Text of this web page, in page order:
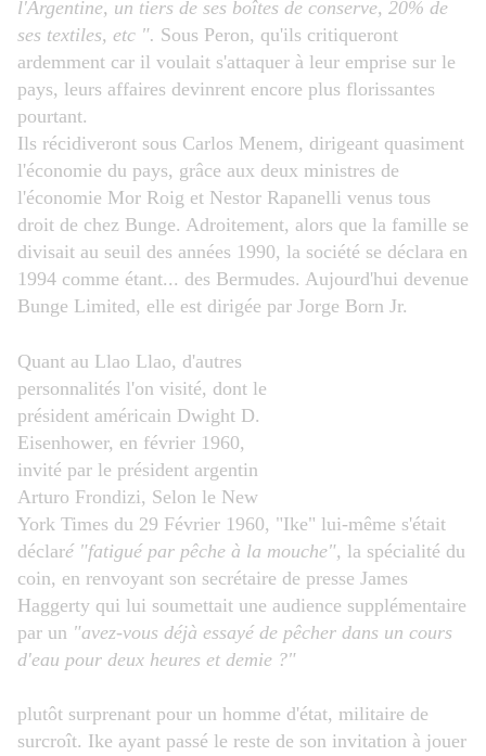
l'Argentine, un tiers de ses boîtes de conserve, 20% de
ses textiles, etc ". Sous Peron, qu'ils critiqueront
ardemment car il voulait s'attaquer à leur emprise sur le
pays, leurs affaires devinrent encore plus florissantes
pourtant.
Ils récidiveront sous Carlos Menem, dirigeant quasiment
l'économie du pays, grâce aux deux ministres de
l'économie Mor Roig et Nestor Rapanelli venus tous
droit de chez Bunge. Adroitement, alors que la famille se
divisait au seuil des années 1990, la société se déclara en
1994 comme étant... des Bermudes. Aujourd'hui devenue
Bunge Limited, elle est dirigée par Jorge Born Jr.
Quant au Llao Llao, d'autres
personnalités l'on visité, dont le
président américain Dwight D.
Eisenhower, en février 1960,
invité par le président argentin
Arturo Frondizi, Selon le New
York Times du 29 Février 1960, "Ike" lui-même s'était
déclaré "fatigué par pêche à la mouche", la spécialité du
coin, en renvoyant son secrétaire de presse James
Haggerty qui lui soumettait une audience supplémentaire
par un "avez-vous déjà essayé de pêcher dans un cours
d'eau pour deux heures et demie ?"
plutôt surprenant pour un homme d'état, militaire de
surcroît. Ike ayant passé le reste de son invitation à jouer